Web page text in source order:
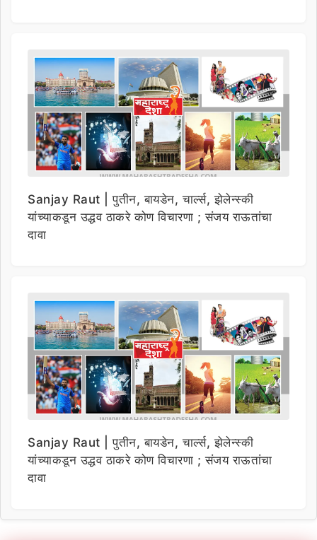
Sanjay Raut | पुतीन, बायडेन, चार्ल्स, झेलेन्स्की
यांच्याकडून उद्धव ठाकरे कोण विचारणा ; संजय राऊतांचा
दावा
Sanjay Raut | पुतीन, बायडेन, चार्ल्स, झेलेन्स्की
यांच्याकडून उद्धव ठाकरे कोण विचारणा ; संजय राऊतांचा
दावा